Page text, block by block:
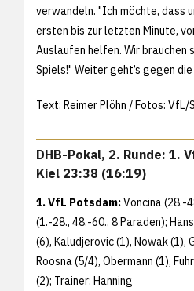
verwandeln. "Ich möchte, dass
ersten bis zur letzten Minute,
Auslaufen helfen. Wir brauchen
Spiels!" Weiter geht’s gegen die
Text: Reimer Plöhn / Fotos: VfL/
DHB-Pokal, 2. Runde: 1.
Kiel 23:38 (16:19)
1. VfL Potsdam:Voncina (28.-
(1.-28., 48.-60., 8 Paraden);
(6), Kaludjerovic (1), Nowak (1),
Roosna (5/4), Obermann (1),
(2); Trainer: Hanning